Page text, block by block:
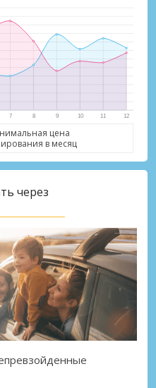
eLink
цена
в месяц
через